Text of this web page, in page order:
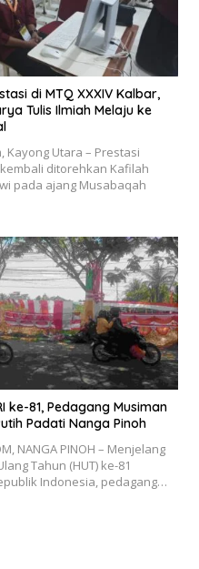
di MTQ XXXIV Kalbar,
Tulis Ilmiah Melaju ke
Kayong Utara – Prestasi
ditorehkan Kafilah
pada ajang Musabaqah
ke-81, Pedagang Musiman
Padati Nanga Pinoh
NANGA PINOH – Menjelang
Tahun (HUT) ke-81
Indonesia, pedagang…